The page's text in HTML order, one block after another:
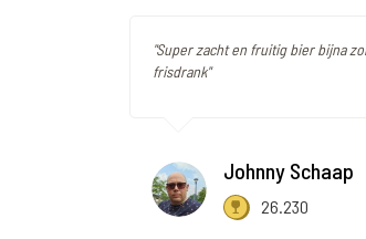
"Super zacht en fruitig bier bijna
frisdrank"
Johnny Schaap
26.230